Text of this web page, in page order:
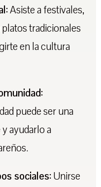
Asiste a festivales,
tradicionales
en la cultura
puede ser una
ayudarlo a
sociales:Unirse